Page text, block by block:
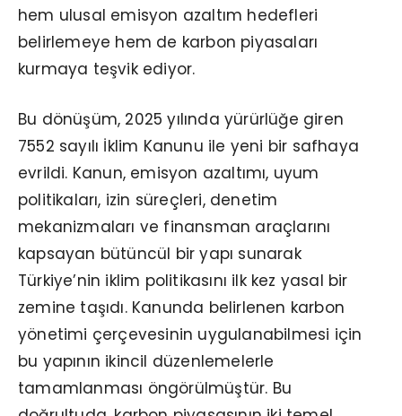
hem ulusal emisyon azaltım hedefleri
belirlemeye hem de karbon piyasaları
kurmaya teşvik ediyor.
Bu dönüşüm, 2025 yılında yürürlüğe giren
7552 sayılı İklim Kanunu ile yeni bir safhaya
evrildi. Kanun, emisyon azaltımı, uyum
politikaları, izin süreçleri, denetim
mekanizmaları ve finansman araçlarını
kapsayan bütüncül bir yapı sunarak
Türkiye’nin iklim politikasını ilk kez yasal bir
zemine taşıdı. Kanunda belirlenen karbon
yönetimi çerçevesinin uygulanabilmesi için
bu yapının ikincil düzenlemelerle
tamamlanması öngörülmüştür. Bu